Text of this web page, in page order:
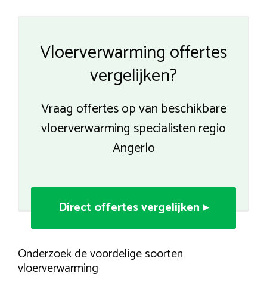
Vloerverwarming offertes
vergelijken?
Vraag offertes op van beschikbare
vloerverwarming specialisten regio
Angerlo
Direct offertes vergelijken ▸
Onderzoek de voordelige soorten
vloerverwarming